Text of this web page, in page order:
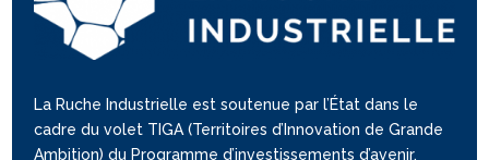
La Ruche Industrielle est soutenue par l’État dans le
cadre du volet TIGA (Territoires d’Innovation de Grande
Ambition) du Programme d’investissements d’avenir,